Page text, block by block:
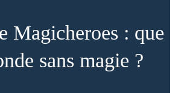
Magicheroes : que
sans magie ?